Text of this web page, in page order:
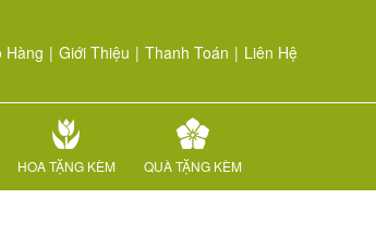
Hàng | Giới Thiệu | Thanh Toán | Liên Hệ
HOA TẶNG KÈM QUÀ TẶNG KÈM